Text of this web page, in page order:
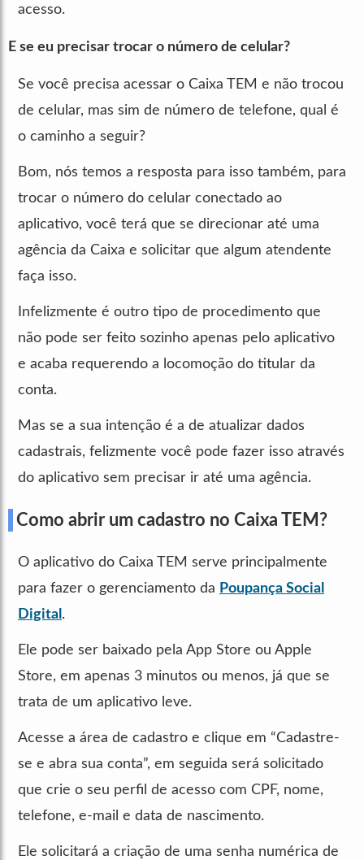
acesso.
E se eu precisar trocar o número de celular?
Se você precisa acessar o Caixa TEM e não trocou
de celular, mas sim de número de telefone, qual é
o caminho a seguir?
Bom, nós temos a resposta para isso também, para
trocar o número do celular conectado ao
aplicativo, você terá que se direcionar até uma
agência da Caixa e solicitar que algum atendente
faça isso.
Infelizmente é outro tipo de procedimento que
não pode ser feito sozinho apenas pelo aplicativo
e acaba requerendo a locomoção do titular da
conta.
Mas se a sua intenção é a de atualizar dados
cadastrais, felizmente você pode fazer isso através
do aplicativo sem precisar ir até uma agência.
Como abrir um cadastro no Caixa TEM?
O aplicativo do Caixa TEM serve principalmente
para fazer o gerenciamento da Poupança Social
Digital .
Ele pode ser baixado pela App Store ou Apple
Store, em apenas 3 minutos ou menos, já que se
trata de um aplicativo leve.
Acesse a área de cadastro e clique em “Cadastre-
se e abra sua conta”, em seguida será solicitado
que crie o seu perfil de acesso com CPF, nome,
telefone, e-mail e data de nascimento.
Ele solicitará a criação de uma senha numérica de